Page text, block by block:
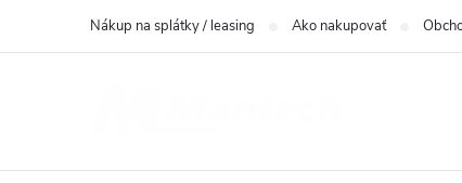
Nákup na splátky / leasing Ako nakupovať